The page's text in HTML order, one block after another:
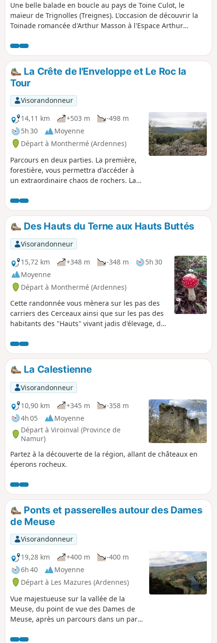
particulièrement les quelques espèces d'orchidées sur la
Montagne de la Carrière.
Une belle balade en boucle au pays de Toine Culot, le
maïeur de Trignolles (Treignes). L'occasion de découvrir la
Toinade romancée d'Arthur Masson à l'Espace Arthur
une incursion d'environ 400m en territoire français.
La Crête de l'Enveloppe et Le Roc la
Tour
Visorandonneur
14,11 km
+503 m
-498 m
5h 30
Moyenne
Départ à Monthermé (Ardennes)
Parcours en deux parties. La première,
forestière, vous permettra d'accéder à
un extraordinaire chaos de rochers. La
forêt de résineux puis vous offrira une
succession de panoramas et de points
de vues magnifiques sur Monthermé et
la vallée de la Meuse.
Des Hauts du Terne aux Hauts Buttés
Visorandonneur
15,72 km
+348 m -348 m
5h 30
Moyenne
Départ à Monthermé (Ardennes)
Cette randonnée vous mènera sur les pas des
carriers des Cerceaux ainsi que sur les pas des
habitants des "Hauts" vivant jadis d'élevage, de
pourrez flâner sur ces chemins variés, foulés
peut-être autrefois par des pèlerins de Saint-
Antoine des Hauts Buttés. Vous profiterez, au
retour, d'une descente sans difficulté le long du
ruisseau de la Pilette.
La Calestienne
Visorandonneur
10,90 km
+345 m
-358 m
4h 05
Moyenne
Départ à Viroinval (Province de
Namur)
Partez à la découverte de la région, allant de châteaux en
éperons rocheux.
Ponts et passerelles autour des Dames
de Meuse
Visorandonneur
19,28 km
+400 m
-400 m
6h 40
Moyenne
Départ à Les Mazures (Ardennes)
Vue majestueuse sur la vallée de la
Meuse, du point de vue des Dames de
Meuse, après un parcours dans un parc
Anchamps.